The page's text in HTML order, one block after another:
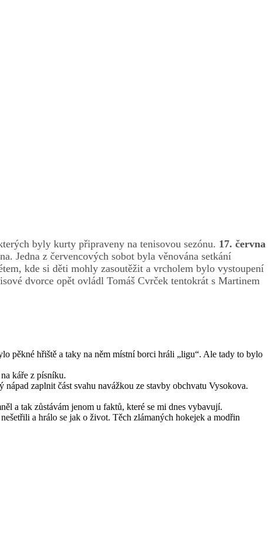
byly kurty připraveny na tenisovou sezónu. 17. června
Jedna z červencových sobot byla věnována setkání
kde si děti mohly zasoutěžit a vrcholem bylo vystoupení
dvorce opět ovládl Tomáš Cvrček tentokrát s Martinem
pěkné hřiště a taky na něm místní borci hráli „ligu“. Ale tady to bylo
káře z písníku.
zaplnit část svahu navážkou ze stavby obchvatu Vysokova.
a tak zůstávám jenom u faktů, které se mi dnes vybavují.
a hrálo se jak o život. Těch zlámaných hokejek a modřin